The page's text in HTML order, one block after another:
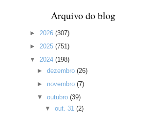
Arquivo do blog
► 2026 (307)
► 2025 (751)
▼ 2024 (198)
►dezembro(26)
► novembro(7)
▼outubro(39)
▼ out. 31 (2)